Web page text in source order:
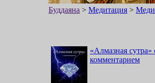
Буддаяна > Медитация >
«Алмазная сутра»
комментарием